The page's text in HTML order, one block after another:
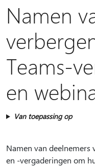
Namen
Teams-
en
Van toepassing op
Namen van deelnemers
en -vergaderingen om